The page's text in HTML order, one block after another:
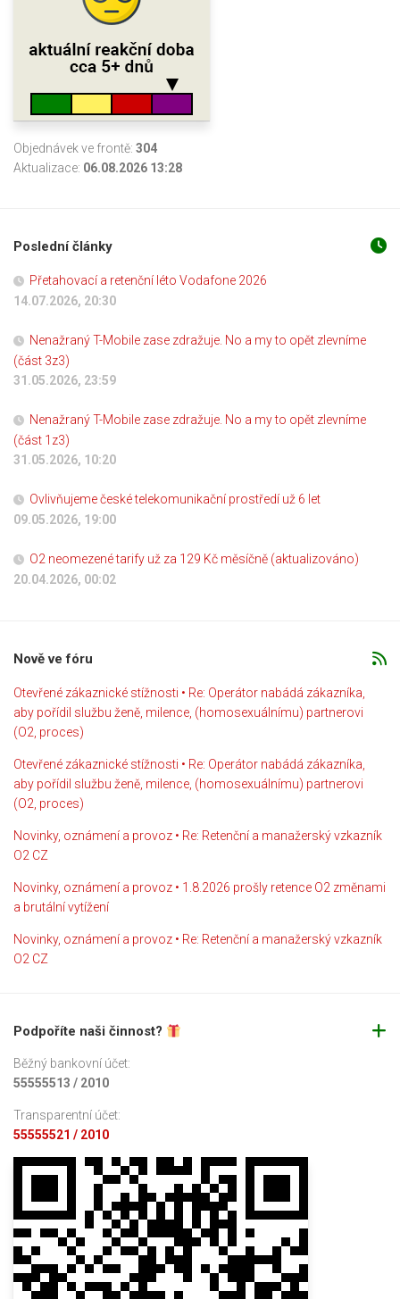
Objednávek ve frontě: 304
Aktualizace: 06.08.2026 13:28
Poslední články
Přetahovací a retenční léto Vodafone 2026
14.07.2026, 20:30
Nenažraný T-Mobile zase zdražuje. No a my to opět zlevníme
(část 3z3)
31.05.2026, 23:59
Nenažraný T-Mobile zase zdražuje. No a my to opět zlevníme
(část 1z3)
31.05.2026, 10:20
Ovlivňujeme české telekomunikační prostředí už 6 let
09.05.2026, 19:00
O2 neomezené tarify už za 129 Kč měsíčně (aktualizováno)
20.04.2026, 00:02
Nově ve fóru
Otevřené zákaznické stížnosti • Re: Operátor nabádá zákazníka,
aby pořídil službu ženě, milence, (homosexuálnímu) partnerovi
(O2, proces)
Otevřené zákaznické stížnosti • Re: Operátor nabádá zákazníka,
aby pořídil službu ženě, milence, (homosexuálnímu) partnerovi
(O2, proces)
Novinky, oznámení a provoz • Re: Retenční a manažerský vzkazník
O2 CZ
Novinky, oznámení a provoz • 1.8.2026 prošly retence O2 změnami
a brutální vytížení
Novinky, oznámení a provoz • Re: Retenční a manažerský vzkazník
O2 CZ
Podpoříte naši činnost?
Běžný bankovní účet:
55555513 / 2010
Transparentní účet:
55555521 / 2010